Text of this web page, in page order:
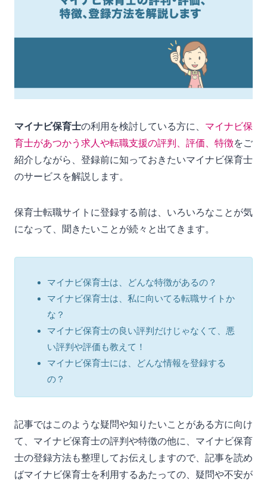
マイナビ保育士の利用を検討している方に、 マイナビ保
育士があつかう求人や転職支援の評判、評価、特徴をご
紹介しながら、登録前に知っておきたいマイナビ保育士
のサービスを解説します。
保育士転職サイトに登録する前は、いろいろなことが気
になって、聞きたいことが続々と出てきます。
マイナビ保育士は、どんな特徴があるの？
マイナビ保育士は、私に向いてる転職サイトか
な？
マイナビ保育士の良い評判だけじゃなくて、悪
い評判や評価も教えて！
マイナビ保育士には、どんな情報を登録する
の？
記事ではこのような疑問や知りたいことがある方に向け
て、マイナビ保育士の評判や特徴の他に、マイナビ保育
士の登録方法も整理してお伝えしますので、記事を読め
ばマイナビ保育士を利用するあたっての、疑問や不安が